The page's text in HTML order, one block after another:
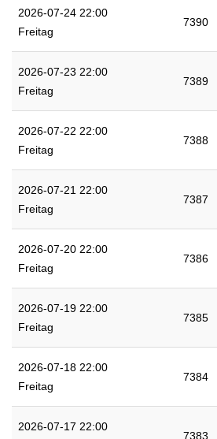
2026-07-24 22:00
Freitag
7390
2026-07-23 22:00
Freitag
7389
2026-07-22 22:00
Freitag
7388
2026-07-21 22:00
Freitag
7387
2026-07-20 22:00
Freitag
7386
2026-07-19 22:00
Freitag
7385
2026-07-18 22:00
Freitag
7384
2026-07-17 22:00
7383